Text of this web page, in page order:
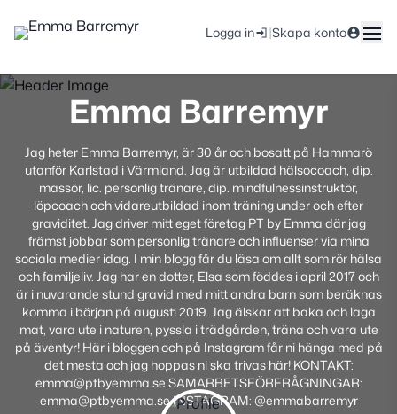
Logga in |Skapa konto
Emma Barremyr
Jag heter Emma Barremyr, är 30 år och bosatt på Hammarö
utanför Karlstad i Värmland. Jag är utbildad hälsocoach, dip.
massör, lic. personlig tränare, dip. mindfulnessinstruktör,
löpcoach och vidareutbildad inom träning under och efter
graviditet. Jag driver mitt eget företag PT by Emma där jag
främst jobbar som personlig tränare och influenser via mina
sociala medier idag. I min blogg får du läsa om allt som rör hälsa
och familjeliv. Jag har en dotter, Elsa som föddes i april 2017 och
är i nuvarande stund gravid med mitt andra barn som beräknas
komma i början på augusti 2019. Jag älskar att baka och laga
mat, vara ute i naturen, pyssla i trädgården, träna och vara ute
på äventyr! Här i bloggen och på Instagram får ni hänga med på
det mesta och jag hoppas ni ska trivas här! KONTAKT:
emma@ptbyemma.se SAMARBETSFÖRFRÅGNINGAR:
emma@ptbyemma.se INSTAGRAM: @emmabarremyr